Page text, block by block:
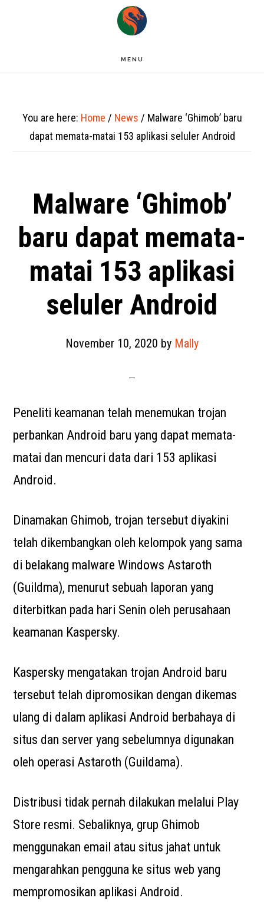
MENU
You are here: Home / News / Malware ‘Ghimob’ baru
dapat memata-matai 153 aplikasi seluler Android
Malware ‘Ghimob’
baru dapat memata-
matai 153 aplikasi
seluler Android
November 10, 2020 by Mally
Peneliti keamanan telah menemukan trojan
perbankan Android baru yang dapat memata-
matai dan mencuri data dari 153 aplikasi
Android.
Dinamakan Ghimob, trojan tersebut diyakini
telah dikembangkan oleh kelompok yang sama
di belakang malware Windows Astaroth
(Guildma), menurut sebuah laporan yang
diterbitkan pada hari Senin oleh perusahaan
keamanan Kaspersky.
Kaspersky mengatakan trojan Android baru
tersebut telah dipromosikan dengan dikemas
ulang di dalam aplikasi Android berbahaya di
situs dan server yang sebelumnya digunakan
oleh operasi Astaroth (Guildama).
Distribusi tidak pernah dilakukan melalui Play
Store resmi. Sebaliknya, grup Ghimob
menggunakan email atau situs jahat untuk
mengarahkan pengguna ke situs web yang
mempromosikan aplikasi Android.